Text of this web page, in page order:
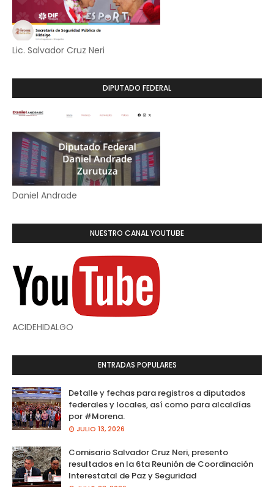
Lic. Salvador Cruz Neri
DIPUTADO FEDERAL
Daniel Andrade
NUESTRO CANAL YOUTUBE
ACIDEHIDALGO
ENTRADAS POPULARES
Detalle y fechas para registros a diputados
federales y locales, así como para alcaldías
por #Morena.
JULIO 13, 2026
Comisario Salvador Cruz Neri, presento
resultados en la 6ta Reunión de Coordinación
Interestatal de Paz y Seguridad